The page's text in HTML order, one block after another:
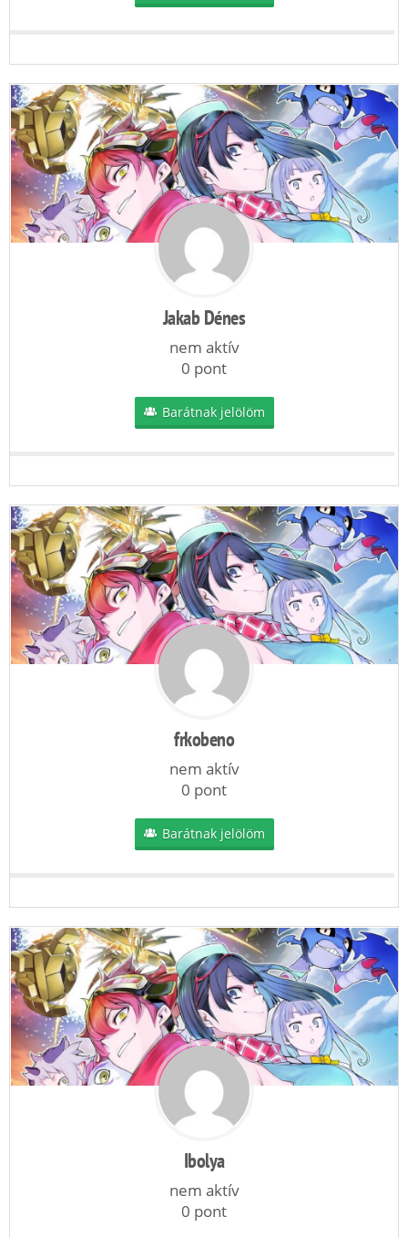
Jakab Dénes
nem aktív
0 pont
Barátnak jelölöm
frkobeno
nem aktív
0 pont
Barátnak jelölöm
Ibolya
nem aktív
0 pont